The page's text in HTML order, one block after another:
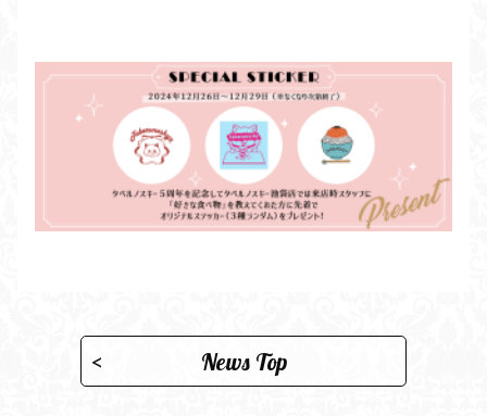
News Top